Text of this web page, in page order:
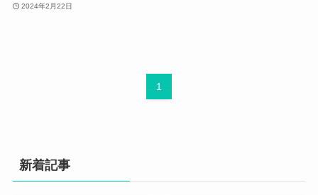
2024年2月22日
1
新着記事